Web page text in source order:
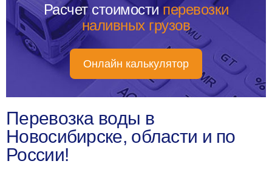
Расчет стоимости перевозки
наливных грузов
Онлайн калькулятор
Перевозка воды в
Новосибирске, области и по
России!